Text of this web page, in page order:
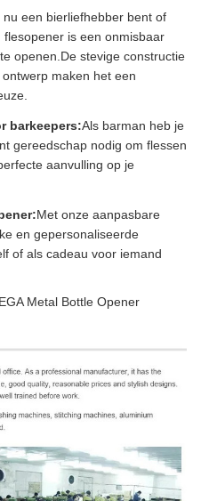
nu een bierliefhebber bent of
is een onmisbaar
openen.De stevige constructie
maken het een
barkeepers:Als barman heb je
gereedschap nodig om flessen
aanvulling op je
Met onze aanpasbare
en gepersonaliseerde
of als cadeau voor iemand
Metal Bottle Opener